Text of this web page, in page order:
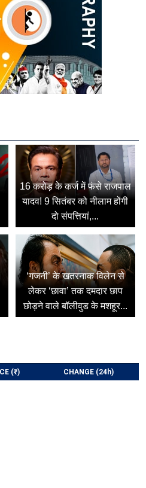
16 करोड़ के कर्ज में फंसे राजपाल
यादव! 9 सितंबर को नीलाम होंगी
दो संपत्तियां,...
‘गजनी’ के खतरनाक विलेन से
लेकर ‘छावा’ तक दमदार छाप
छोड़ने वाले बॉलीवुड के मशहूर...